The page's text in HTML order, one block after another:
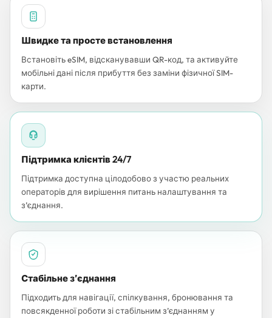
Швидке та просте встановлення
Встановіть eSIM, відсканувавши QR-код, та активуйте
мобільні дані після прибуття без заміни фізичної SIM-
карти.
Підтримка клієнтів 24/7
Підтримка доступна цілодобово з участю реальних
операторів для вирішення питань налаштування та
з’єднання.
Стабільне з’єднання
Підходить для навігації, спілкування, бронювання та
повсякденної роботи зі стабільним з’єднанням у